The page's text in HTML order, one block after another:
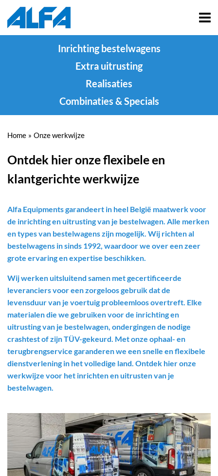
Inrichting bestelwagens
Extra uitrusting
Realisaties
Combinaties & Specials
Home » Onze werkwijze
Ontdek hier onze flexibele en
klantgerichte werkwijze
Alfa Equipments garandeert in heel België maatwerk voor
de inrichting en uitrusting van je bestelwagen. Alle merken
en types van bestelwagens zijn mogelijk. Wij richten al
bestelwagens in sinds 1992, waardoor we over een zeer
grote ervaring en expertise beschikken.
Wij werken uitsluitend samen met gecertificeerde
leveranciers voor een zorgeloos gebruik dat de
levensduur van je voertuig probleemloos overtreft. Elke
materialen die we gebruiken voor de inrichting en
uitrusting van je bestelwagen, ondergingen de nodige
crashtest of zijn TÜV-gekeurd. Met onze ophaal- en
terugbrengservice garanderen we een snelle en flexibele
dienstverlening in het volledige land. Ontdek hier onze
werkwijze voor het inrichten en uitrusten van je
bestelwagen.